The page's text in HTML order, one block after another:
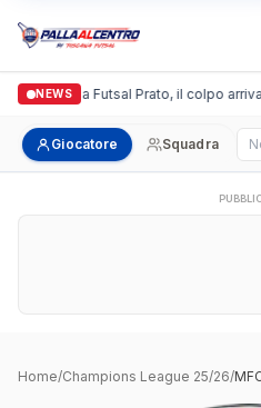
NEWS
Italgronda Futsal Prato, il colpo
Giocatore Squadra
Home/Champions League 25/26/